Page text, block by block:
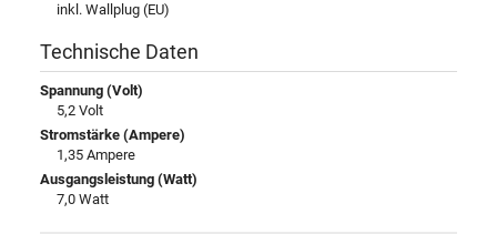
inkl. Wallplug (EU)
Technische Daten
Spannung (Volt)
5,2 Volt
Stromstärke (Ampere)
1,35 Ampere
Ausgangsleistung (Watt)
7,0 Watt